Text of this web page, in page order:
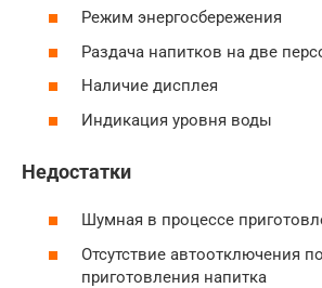
Режим энергосбережения
Раздача напитков на две
Наличие дисплея
Индикация уровня воды
Недостатки
Шумная в процессе
Отсутствие автоотключения
приготовления напитка